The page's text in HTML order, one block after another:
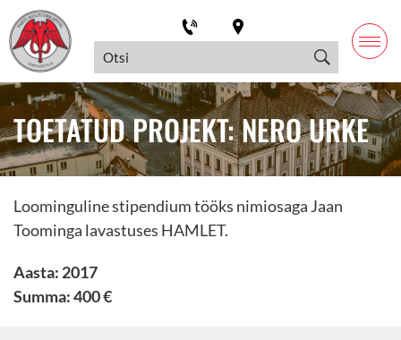
TOETATUD PROJEKT: NERO URKE
Loominguline stipendium tööks nimiosaga Jaan
Toominga lavastuses HAMLET.
Aasta: 2017
Summa: 400 €